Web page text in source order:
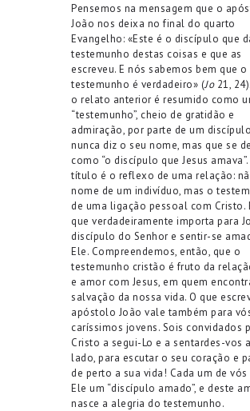
Pensemos na mensagem que o
João nos deixa no final do quarto
Evangelho: «Este é o discípulo que
testemunho destas coisas e que as
escreveu. E nós sabemos bem que o
testemunho é verdadeiro» (Jo21,
o relato anterior é resumido como
“testemunho”, cheio de gratidão e
admiração, por parte de um
nunca diz o seu nome, mas que se
como “o discípulo que Jesus amava”.
título é o reflexo de uma relação:
nome de um indivíduo, mas o
de uma ligação pessoal com Cristo.
que verdadeiramente importa para
discípulo do Senhor e sentir-se
Ele. Compreendemos, então, que o
testemunho cristão é fruto da
e amor com Jesus, em quem
salvação da nossa vida. O que
apóstolo João vale também para
caríssimos jovens. Sois convidados
Cristo a segui-Lo e a sentardes-vos
lado, para escutar o seu coração e
de perto a sua vida! Cada um de vós
Ele um “discípulo amado”, e deste
nasce a alegria do testemunho.